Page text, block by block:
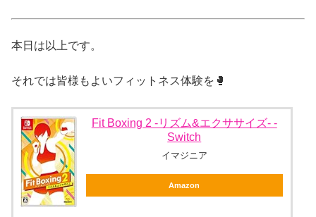
本日は以上です。
それでは皆様もよいフィットネス体験を🥊
Fit Boxing 2 -リズム&エクササイズ- -
Switch
イマジニア
Amazon